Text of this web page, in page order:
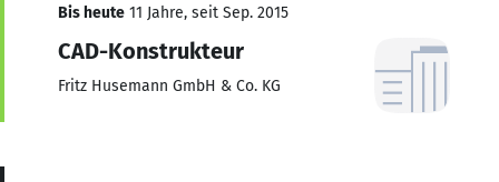
Bis heute 11 Jahre, seit Sep. 2015
CAD-Konstrukteur
Fritz Husemann GmbH & Co. KG